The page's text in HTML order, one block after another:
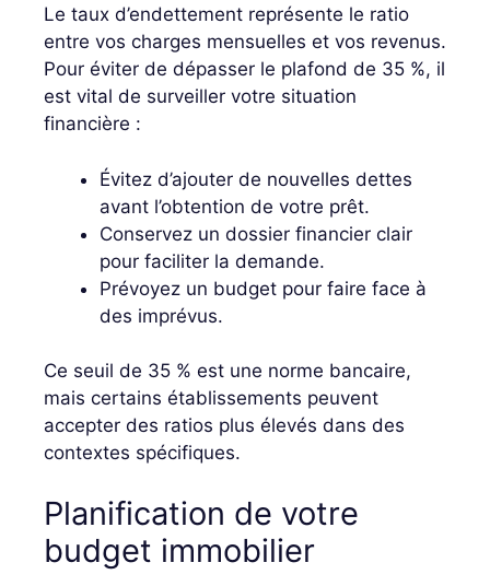
Le taux d’endettement représente le ratio
entre vos charges mensuelles et vos revenus.
Pour éviter de dépasser le plafond de 35 %, il
est vital de surveiller votre situation
financière :
Évitez d’ajouter de nouvelles dettes
avant l’obtention de votre prêt.
Conservez un dossier financier clair
pour faciliter la demande.
Prévoyez un budget pour faire face à
des imprévus.
Ce seuil de 35 % est une norme bancaire,
mais certains établissements peuvent
accepter des ratios plus élevés dans des
contextes spécifiques.
Planification de votre
budget immobilier